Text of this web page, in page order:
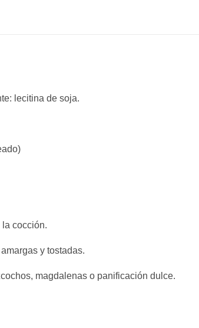
lecitina de soja.
la cocción.
y tostadas.
magdalenas o panificación dulce.